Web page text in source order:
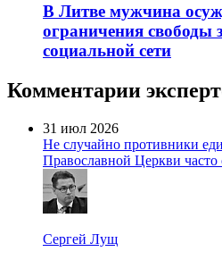
В Литве мужчина
ограничения свободы
социальной сети
Комментарии
31 июл 2026
Не случайно противники
Православной Церкви
Сергей Лущ